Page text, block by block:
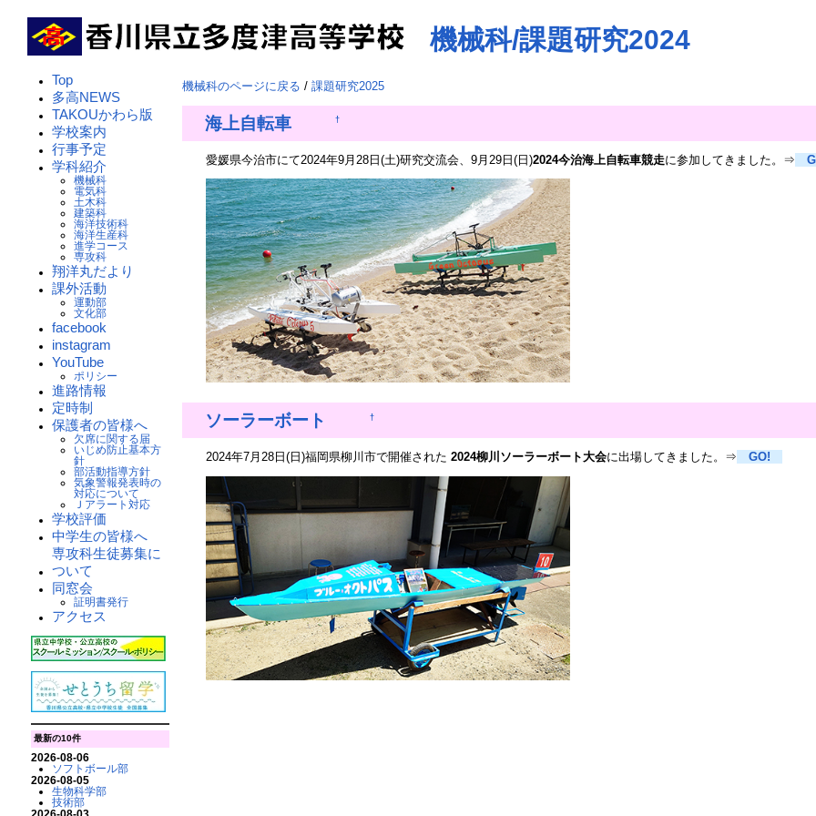
機械科/課題研究2024
Top
多高NEWS
TAKOUかわら版
学校案内
行事予定
学科紹介
機械科
電気科
土木科
建築科
海洋技術科
海洋生産科
進学コース
専攻科
翔洋丸だより
課外活動
運動部
文化部
facebook
instagram
YouTube
ポリシー
進路情報
定時制
保護者の皆様へ
欠席に関する届
いじめ防止基本方
針
部活動指導方針
気象警報発表時の
対応について
Ｊアラート対応
学校評価
中学生の皆様へ
専攻科生徒募集に
ついて
同窓会
証明書発行
アクセス
最新の10件
2026-08-06
ソフトボール部
2026-08-05
生物科学部
技術部
機械科のページに戻る /課題研究2025
海上自転車 †
愛媛県今治市にて2024年9月28日(土)研究交流会、9月29日(日)2024今治海上自転車競走に参加してきました。⇒
ソーラーボート †
2024年7月28日(日)福岡県柳川市で開催された2024柳川ソーラーボート大会に出場してきました。⇒ GO!